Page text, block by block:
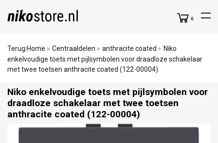
0
Terug Home Centraaldelen anthracite coated
Niko
enkelvoudige toets met pijlsymbolen voor draadloze schakelaar
met twee toetsen anthracite coated (122-00004)
Niko enkelvoudige toets met pijlsymbolen voor
draadloze schakelaar met twee toetsen
anthracite coated (122-00004)